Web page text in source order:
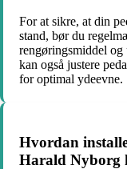
For at sikre, at din
stand, bør du
rengøringsmiddel
kan også justere
for optimal ydeevne.
Hvordan
Harald Nyborg